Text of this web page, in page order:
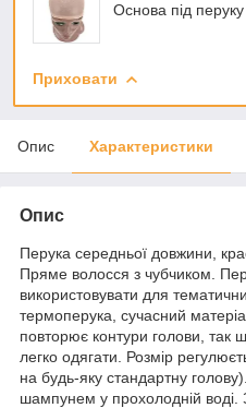
Основа під
Приховати
Опис Характеристики
Опис
Перука середньої довжини,
Пряме волосся з чубчиком.
використовувати для
термоперука, сучасний
повторює контури голови, так
легко одягати. Розмір
на будь-яку стандартну
шампунем у прохолодній